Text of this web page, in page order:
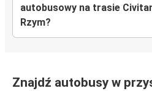
autobusowy na trasie
Rzym?
Znajdź autobusy w